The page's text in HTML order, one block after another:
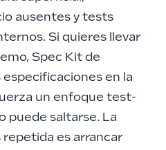
ausentes y tests
Si quieres llevar
Spec Kit de
en la
un enfoque test-
puede saltarse. La
es arrancar